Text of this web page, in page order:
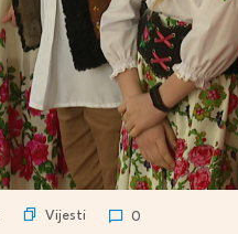
Vijesti 0